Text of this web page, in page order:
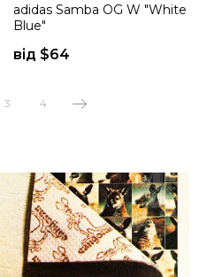
adidas Samba OG W "White
Blue"
від $64
3 4